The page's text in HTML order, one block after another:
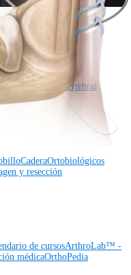
Columna vertebral
CaderaOrtobiológicos
y resección
de cursosArthroLab™ -
médicaOrthoPedia